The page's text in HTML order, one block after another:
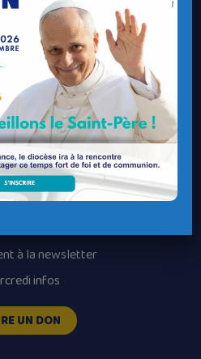
un service
une permanence
des messes
paroisses
diocésains
diocésains
à la newsletter
infos
UN DON